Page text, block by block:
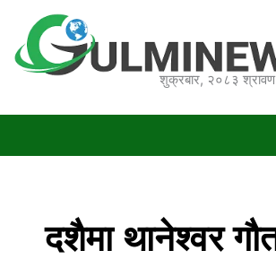
content
शुक्रबार, २०८३
दशैमा थानेश्वर